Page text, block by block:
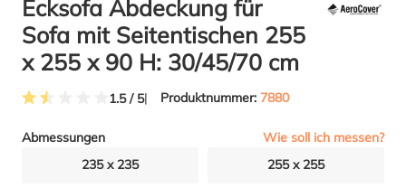
Ecksofa Abdeckung für
Sofa mit Seitentischen 255
x 255 x 90 H: 30/45/70 cm
1.5 / 5 Produktnummer: 7880
Abmessungen
Wie soll ich messen?
235 x 235
255 x 255